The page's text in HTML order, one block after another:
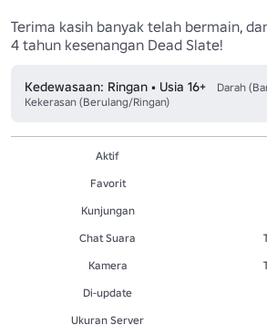
Terima kasih banyak telah bermain,
4 tahun kesenangan Dead Slate!
Kedewasaan: Ringan • Usia 16+
Darah
Kekerasan (Berulang/Ringan)
Aktif
Favorit
Kunjungan
Chat Suara
Kamera
Di-update
Ukuran Server